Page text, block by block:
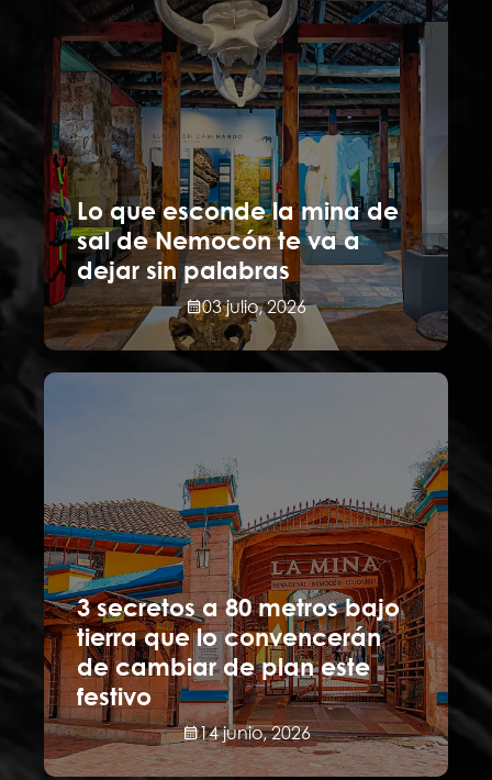
Lo que esconde la mina de
sal de Nemocón te va a
dejar sin palabras
03 julio, 2026
3 secretos a 80 metros bajo
tierra que lo convencerán
de cambiar de plan este
festivo
14 junio, 2026